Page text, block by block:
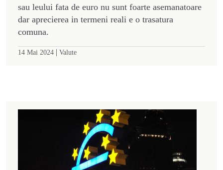
sau leului fata de euro nu sunt foarte asemanatoare
dar aprecierea in termeni reali e o trasatura
comuna.
14 Mai 2024 | Valute